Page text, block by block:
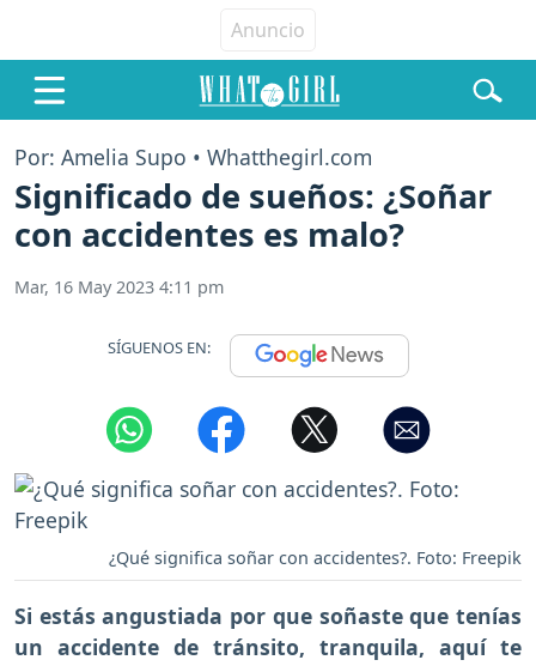
Por: Amelia Supo • Whatthegirl.com
Significado de sueños: ¿Soñar
con accidentes es malo?
Mar, 16 May 2023 4:11 pm
SÍGUENOS EN:
¿Qué significa soñar con accidentes?. Foto: Freepik
Si estás angustiada por que soñaste que tenías
un accidente de tránsito, tranquila, aquí te